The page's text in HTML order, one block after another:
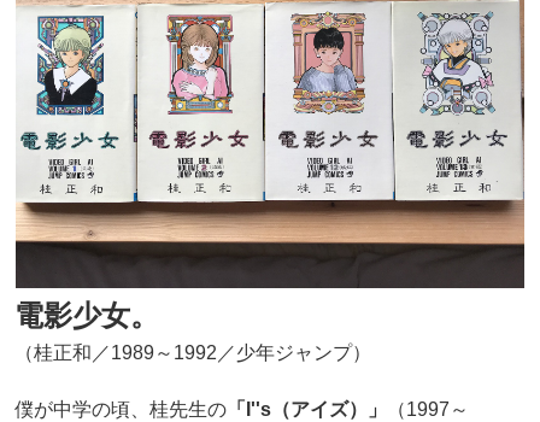
電影少女。
（桂正和／1989～1992／少年ジャンプ）
僕が中学の頃、桂先生の「I''s（アイズ）」
（1997～